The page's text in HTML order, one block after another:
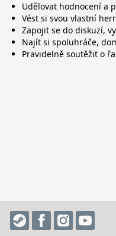
Udělovat hodnocení a
Vést si svou vlastní
Zapojit se do diskuzí,
Najít si spoluhráče,
Pravidelně soutěžit o